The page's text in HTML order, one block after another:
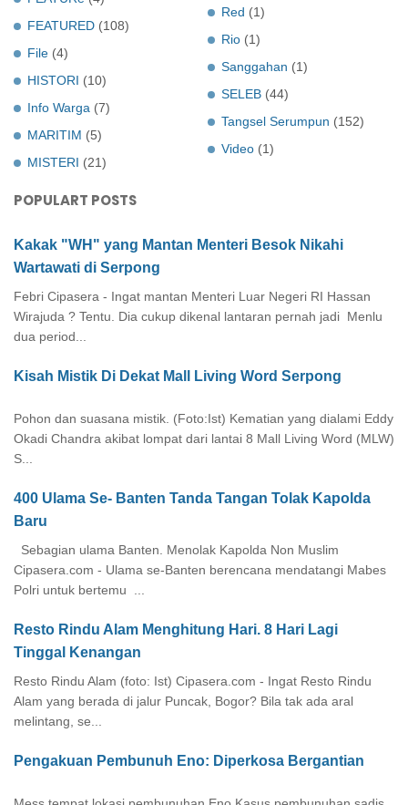
FEATURED (108)
File (4)
HISTORI (10)
Info Warga (7)
MARITIM (5)
MISTERI (21)
Red (1)
Rio (1)
Sanggahan (1)
SELEB (44)
Tangsel Serumpun (152)
Video (1)
POPULART POSTS
Kakak "WH" yang Mantan Menteri Besok Nikahi
Wartawati di Serpong
Febri Cipasera - Ingat mantan Menteri Luar Negeri RI Hassan
Wirajuda ? Tentu. Dia cukup dikenal lantaran pernah jadi Menlu
dua period...
Kisah Mistik Di Dekat Mall Living Word Serpong
Pohon dan suasana mistik. (Foto:Ist) Kematian yang dialami Eddy
Okadi Chandra akibat lompat dari lantai 8 Mall Living Word (MLW)
S...
400 Ulama Se- Banten Tanda Tangan Tolak Kapolda
Baru
Sebagian ulama Banten. Menolak Kapolda Non Muslim
Cipasera.com - Ulama se-Banten berencana mendatangi Mabes
Polri untuk bertemu ...
Resto Rindu Alam Menghitung Hari. 8 Hari Lagi
Tinggal Kenangan
Resto Rindu Alam (foto: Ist) Cipasera.com - Ingat Resto Rindu
Alam yang berada di jalur Puncak, Bogor? Bila tak ada aral
melintang, se...
Pengakuan Pembunuh Eno: Diperkosa Bergantian